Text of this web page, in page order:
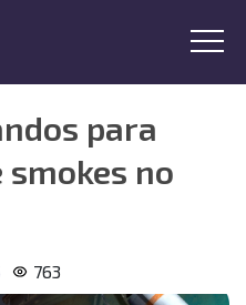
para
no
763